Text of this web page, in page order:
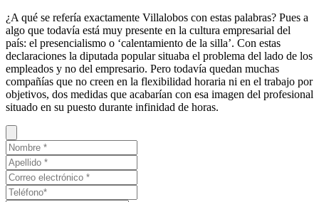
¿A qué se refería exactamente Villalobos con estas palabras? Pues a
algo que todavía está muy presente en la cultura empresarial del
país: el presencialismo o ‘calentamiento de la silla’. Con estas
declaraciones la diputada popular situaba el problema del lado de los
empleados y no del empresario. Pero todavía quedan muchas
compañías que no creen en la flexibilidad horaria ni en el trabajo por
objetivos, dos medidas que acabarían con esa imagen del profesional
situado en su puesto durante infinidad de horas.